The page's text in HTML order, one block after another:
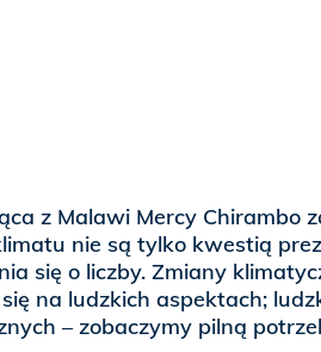
z Malawi Mercy Chirambo
nie są tylko kwestią
się o liczby. Zmiany
na ludzkich aspektach;
– zobaczymy pilną